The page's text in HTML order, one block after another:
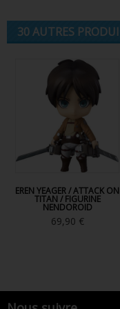
30 AUTRES
EREN YEAGER / ATTACK ON
TITAN / FIGURINE
NENDOROID
69,90 €